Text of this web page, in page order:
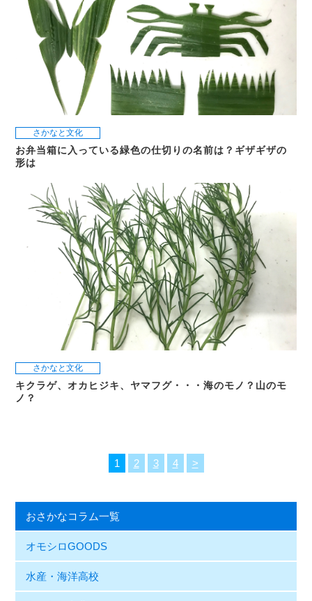
さかなと文化
お弁当箱に入っている緑色の仕切りの名前は？ギザギザの
形は
さかなと文化
キクラゲ、オカヒジキ、ヤマフグ・・・海のモノ？山のモ
ノ？
1 2 3 4 >
おさかなコラム一覧
オモシロGOODS
水産・海洋高校